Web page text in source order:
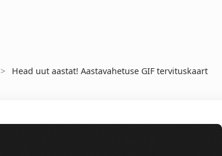
Head uut aastat! Aastavahetuse GIF tervituskaart